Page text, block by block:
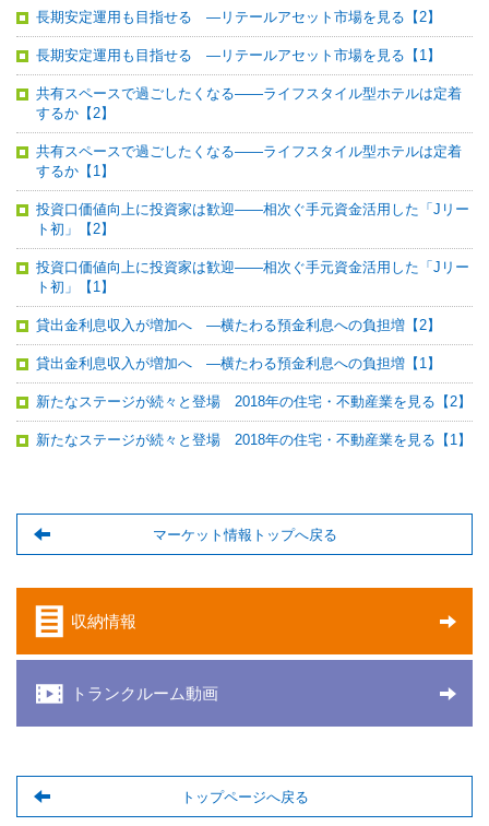
長期安定運用も目指せる ―リテールアセット市場を見る【2】
長期安定運用も目指せる ―リテールアセット市場を見る【1】
共有スペースで過ごしたくなる――ライフスタイル型ホテルは定着
するか【2】
共有スペースで過ごしたくなる――ライフスタイル型ホテルは定着
するか【1】
投資口価値向上に投資家は歓迎――相次ぐ手元資金活用した「Jリー
ト初」【2】
投資口価値向上に投資家は歓迎――相次ぐ手元資金活用した「Jリー
ト初」【1】
貸出金利息収入が増加へ ―横たわる預金利息への負担増【2】
貸出金利息収入が増加へ ―横たわる預金利息への負担増【1】
新たなステージが続々と登場 2018年の住宅・不動産業を見る【2】
新たなステージが続々と登場 2018年の住宅・不動産業を見る【1】
マーケット情報トップへ戻る
収納情報
トランクルーム動画
トップページへ戻る